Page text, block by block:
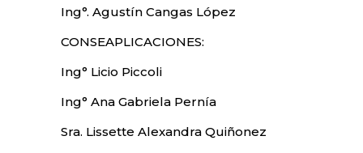
Ing°. Agustín Cangas López
CONSEAPLICACIONES:
Ing° Licio Piccoli
Ing° Ana Gabriela Pernía
Sra. Lissette Alexandra Quiñonez